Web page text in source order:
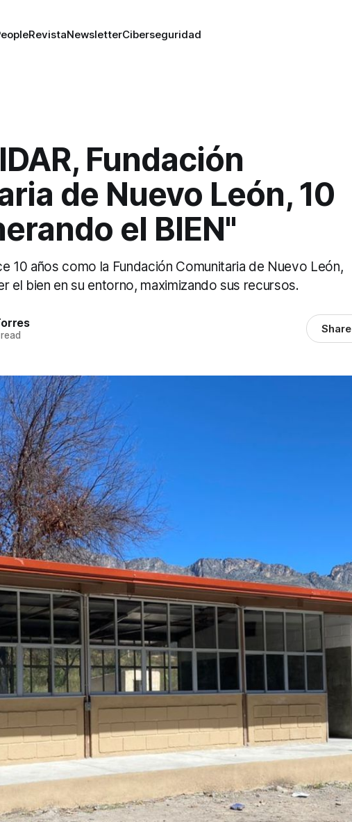
RevistaNewsletterCiberseguridad
Fundación
de Nuevo León, 10
el BIEN"
10 años como la Fundación Comunitaria de Nuevo León,
el bien en su entorno, maximizando sus recursos.
Share